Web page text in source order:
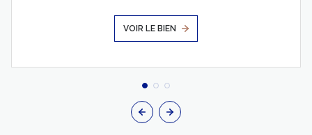
VOIR LE BIEN